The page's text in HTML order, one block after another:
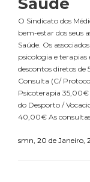
Saúde
O Sindicato dos
bem-estar dos seus
Saúde. Os
psicologia e terapias
descontos diretos de
Consulta (C/
Psicoterapia 35,00€
do Desporto /
40,00€ As
smn, 20 de Janeiro,